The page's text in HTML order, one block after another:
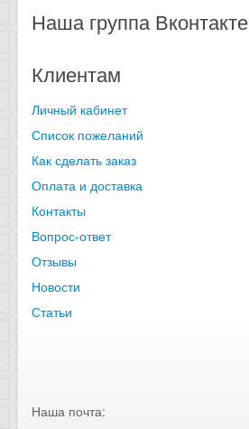
Наша группа Вконтакте
Клиентам
Личный кабинет
Список пожеланий
Как сделать заказ
Оплата и доставка
Контакты
Вопрос-ответ
Отзывы
Новости
Статьи
Наша почта: